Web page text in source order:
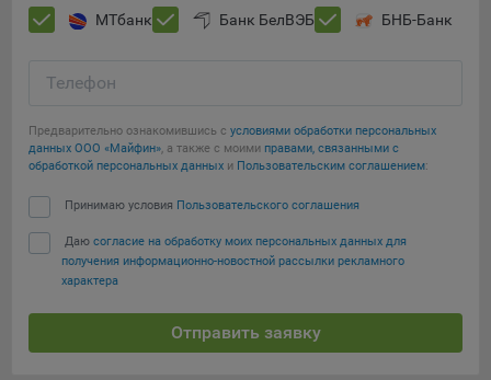
аудитории и в рекламных целях, например Яндекс.Метрика,
Google Analytics.
Технические/Функциональные, хранятся не более года;
платформ «Google Analytics», «Яндекс.Метрика»
(статистические), установлены на сервере Общества и не
время пользования сайтом;
Остальные - не более года.
Отключение аналитических файлов cookie не позволяет
наиболее и наименее популярные страницы и принимать
меры по совершенствованию работы сайта исходя из
Сохранить мои изменения
Сохранить по умолчанию
МТбанк Банк БелВЭБ БНБ-Банк
Телефон
Предварительно ознакомившись с условиями обработки персональных
данных ООО «Майфин», а также с моими правами, связанными с
обработкой персональных данных и Пользовательским соглашением:
Принимаю условия Пользовательского соглашения
Даю согласие на обработку моих персональных данных для
получения информационно-новостной рассылки рекламного
характера
Отправить заявку